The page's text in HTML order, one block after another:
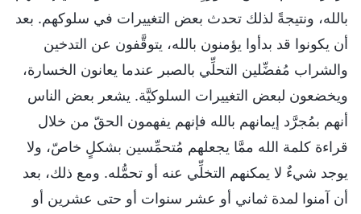
بالله، ونتيجةً لذلك تحدث بعض التغييرات في سلوكهم. بعد
أن يكونوا قد بدأوا يؤمنون بالله، يتوقَّفون عن التدخين
والشراب مُفضِّلين التحلِّي بالصبر عندما يعانون الخسارة،
ويخضعون لبعض التغييرات السلوكيَّة. يشعر بعض الناس
أنهم بمُجرَّد إيمانهم بالله فإنهم يفهمون الحقّ من خلال
قراءة كلمة الله ممَّا يجعلهم مُتحمِّسين بشكلٍ خاصّ، ولا
يوجد شيءٌ لا يمكنهم التخلِّي عنه أو تحمُّله. ومع ذلك، بعد
أن آمنوا لمدة ثماني أو عشر سنوات أو حتى عشرين أو